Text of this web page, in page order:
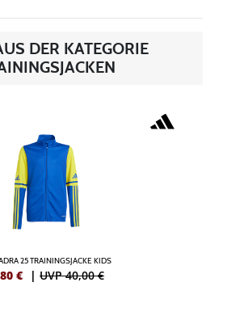
DER KATEGORIE
25 TRAININGSJACKE KIDS
€ | UVP 40,00 €